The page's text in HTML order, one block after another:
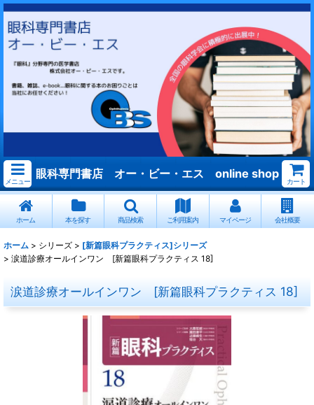
メニュー
眼科専門書店 オー・ビー・エス online shop
カート
ホーム 本を探す 商品検索 ご利用案内 マイページ 会社概要
ホーム > シリーズ > [新篇眼科プラクティス]シリーズ
> 涙道診療オールインワン [新篇眼科プラクティス 18]
涙道診療オールインワン [新篇眼科プラクティス 18]